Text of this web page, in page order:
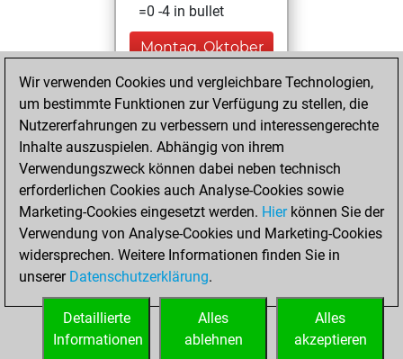
=0 -4 in bullet
Montag, Oktober
You created
your Studies account
Studies
Dienstag,
Januar 16, 2024
You created
your Fritz account
You
learned 2 positions
MyMoves
Wir verwenden Cookies und vergleichbare Technologien,
um bestimmte Funktionen zur Verfügung zu stellen, die
Nutzererfahrungen zu verbessern und interessengerechte
Inhalte auszuspielen. Abhängig von ihrem
Verwendungszweck können dabei neben technisch
erforderlichen Cookies auch Analyse-Cookies sowie
Marketing-Cookies eingesetzt werden. Hierkönnen Sie der
Verwendung von Analyse-Cookies und Marketing-Cookies
widersprechen. Weitere Informationen finden Sie in
unserer Datenschutzerklärung.
Alles
akzeptieren
Alles
ablehnen
Detaillierte
Informationen